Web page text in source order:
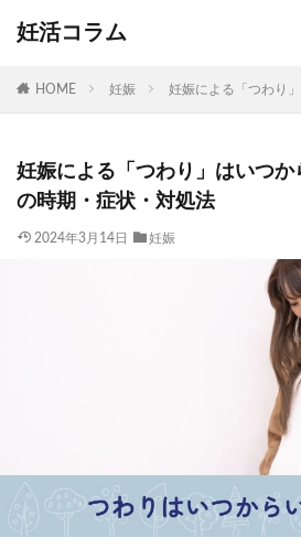
妊活コラム
HOME 妊娠 妊娠による「つわり
妊娠による「つわり」はいつか
の時期・症状・対処法
2024年3月14日 妊娠